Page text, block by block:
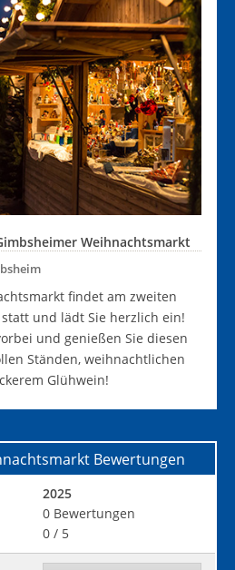
Weihnachtsmarkt
findet am zweiten
und lädt Sie herzlich ein!
und genießen Sie diesen
Ständen, weihnachtlichen
Glühwein!
Bewertungen
2025
0 Bewertungen
0 / 5